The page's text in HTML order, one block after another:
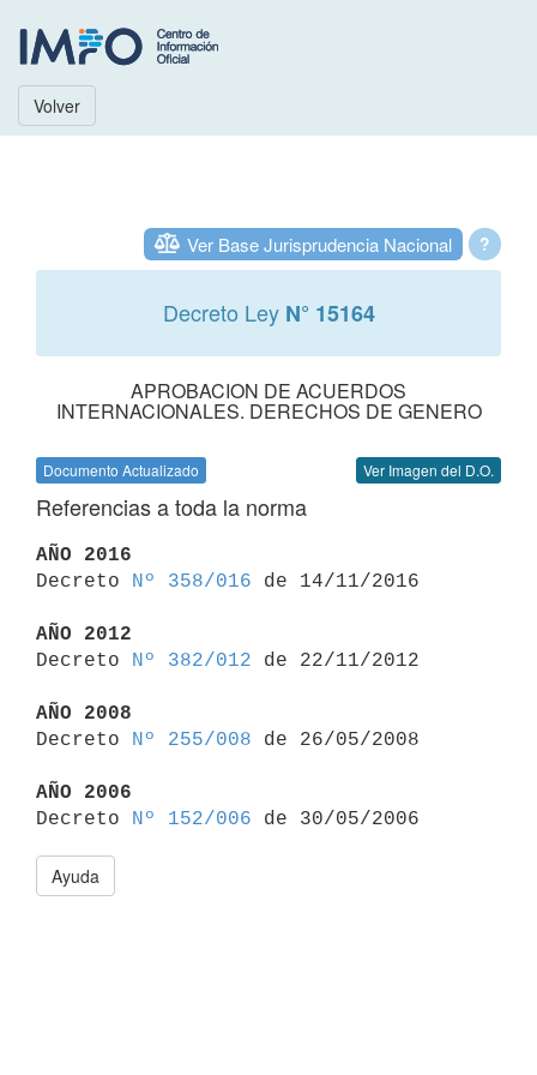
Volver
?
Ver Base Jurisprudencia Nacional
Decreto Ley N° 15164
APROBACION DE ACUERDOS
INTERNACIONALES. DERECHOS DE GENERO
Documento Actualizado Ver Imagen del D.O.
Referencias a toda la norma
AÑO 2016
Decreto
Nº 358/016 de 14/11/2016
AÑO 2012
Decreto
Nº 382/012 de 22/11/2012
AÑO 2008
Decreto
Nº 255/008 de 26/05/2008
AÑO 2006
Decreto
Nº 152/006
Ayuda